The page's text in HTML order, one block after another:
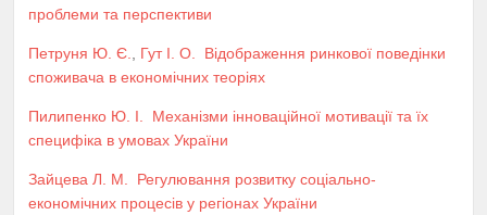
проблеми та перспективи
Петруня Ю. Є. Гут І. О.
Відображення ринкової поведінки
споживача в економічних теоріях
Пилипенко Ю. І.
Механізми інноваційної мотивації та їх
специфіка в умовах України
Зайцева Л. М.
Регулювання розвитку соціально-
економічних процесів у регіонах України